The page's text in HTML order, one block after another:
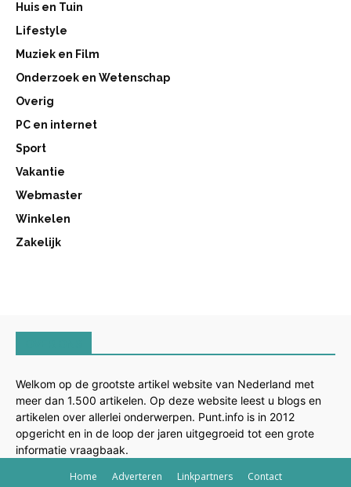
Huis en Tuin
Lifestyle
Muziek en Film
Onderzoek en Wetenschap
Overig
PC en internet
Sport
Vakantie
Webmaster
Winkelen
Zakelijk
Welkom op de grootste artikel website van Nederland met
meer dan 1.500 artikelen. Op deze website leest u blogs en
artikelen over allerlei onderwerpen. Punt.info is in 2012
opgericht en in de loop der jaren uitgegroeid tot een grote
informatie vraagbaak.
Home
Adverteren Linkpartners Contact